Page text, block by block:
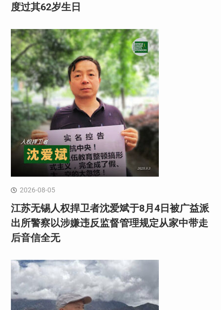
度过其62岁生日
2026-08-05
江苏无锡人权捍卫者沈爱斌于8月4日被广益派
出所警察以涉嫌违反监督管理规定从家中带走
后音信全无